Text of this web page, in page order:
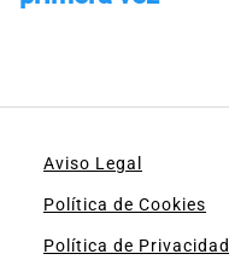
Aviso Legal
Política de Cookies
Política de Privacidad